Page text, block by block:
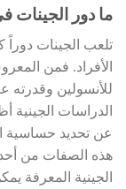
ما دور الجينات
تلعب الجينات دوراً
الأفراد. فمن
للأنسولين
الدراسات
عن تحديد حساسية
هذه الصفات من أحد
الجينية المعرفة